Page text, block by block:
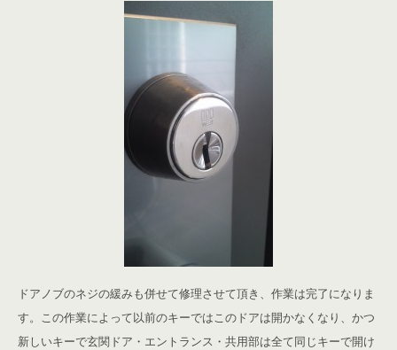
ドアノブのネジの緩みも併せて修理させて頂き、作業は完了になりま
す。この作業によって以前のキーではこのドアは開かなくなり、かつ
新しいキーで玄関ドア・エントランス・共用部は全て同じキーで開け